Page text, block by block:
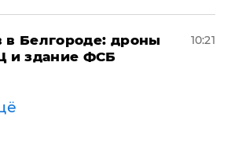
в Белгороде: дроны
и здание ФСБ
10:21